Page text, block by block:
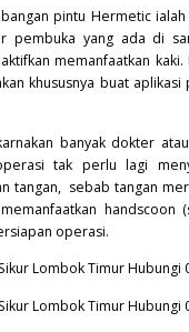
pintu Hermetic
pembuka yang ada di
memanfaatkan
khususnya buat
banyak dokter
tak perlu lagi
tangan, sebab tangan
handscoon
operasi.